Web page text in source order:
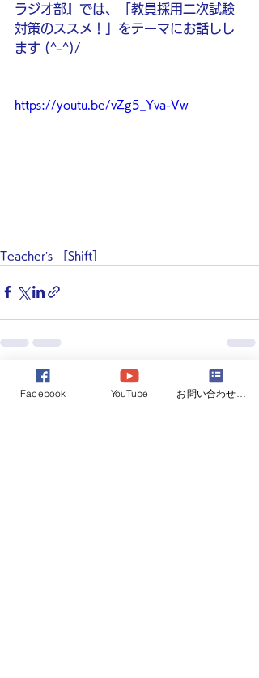
ラジオ部』では、「教員採用二次試験
対策のススメ！」をテーマにお話しし
ます (^-^)/
https://youtu.be/vZg5_Yva-Vw
Teacher’s ［Shift］
最新記事 すべて表示
Facebook YouTube